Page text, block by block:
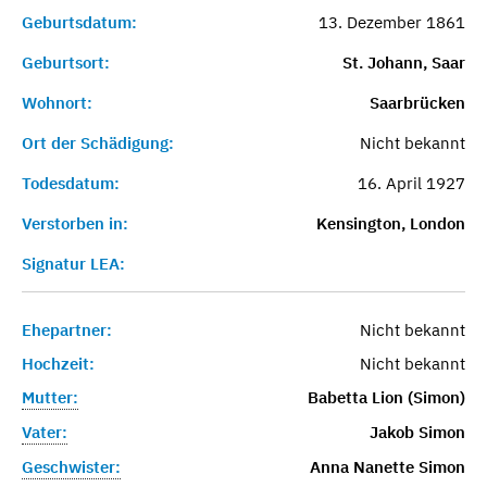
Geburtsdatum:
13. Dezember 1861
Geburtsort:
St. Johann, Saar
Wohnort:
Saarbrücken
Ort der Schädigung:
Nicht bekannt
Todesdatum:
16. April 1927
Verstorben in:
Kensington, London
Signatur LEA:
Ehepartner:
Nicht bekannt
Hochzeit:
Nicht bekannt
Mutter:
Babetta Lion (Simon)
Vater:
Jakob Simon
Geschwister:
Anna Nanette Simon